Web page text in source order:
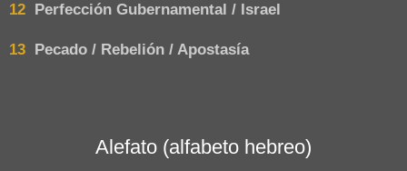
12 Perfección Gubernamental / Israel
13 Pecado / Rebelión / Apostasía
Alefato (alfabeto hebreo)